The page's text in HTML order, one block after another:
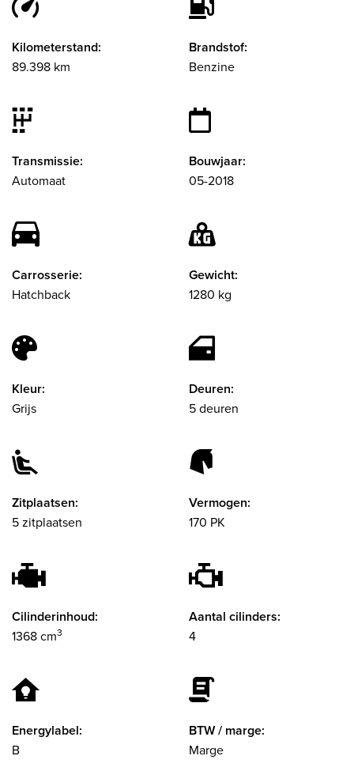
Kilometerstand:
89.398 km
Brandstof:
Benzine
Transmissie:
Automaat
Bouwjaar:
05-2018
Carrosserie:
Hatchback
Gewicht:
1280 kg
Kleur:
Grijs
Deuren:
5 deuren
Zitplaatsen:
5 zitplaatsen
Vermogen:
170 PK
Cilinderinhoud:
1368 cm3
Aantal cilinders:
4
Energylabel:
B
BTW / marge:
Marge